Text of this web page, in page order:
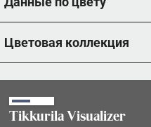
Цветовая коллекция
Tikkurila Visualizer